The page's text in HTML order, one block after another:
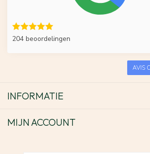
204 beoordelingen
AVIS
INFORMATIE
MIJN ACCOUNT